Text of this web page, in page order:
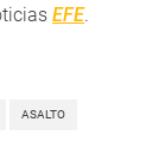
EFE.
ASALTO